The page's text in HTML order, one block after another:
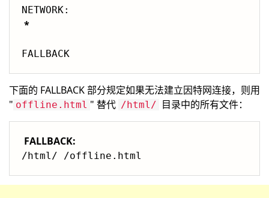
*
下面的 FALLBACK 部分规定如果无法建立因特网连接，则用
" offline.html " 替代 /html/ 目录中的所有文件：
FALLBACK: